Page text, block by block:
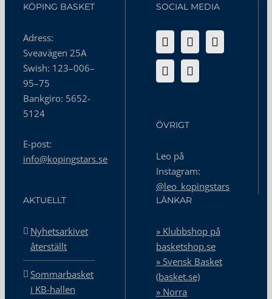
KÖPING BASKET
Adress:
Sveavägen 25A
Swish: 123–006–
95–75
Bankgiro: 5652-
5124
E-post:
info@kopingstars.se
SOCIAL MEDIA
ÖVRIGT
Leo på
Instagram:
@leo_kopingstars
AKTUELLT
Nyhetsarkivet
återställt
Sommarbasket
i KB-hallen
LÄNKAR
» Klubbshop på
basketshop.se
» Svensk Basket
(basket.se)
» Norra